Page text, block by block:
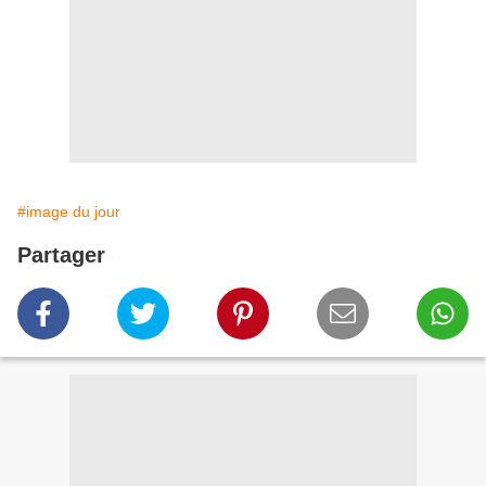
#image du jour
Partager